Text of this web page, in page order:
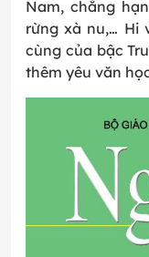
Nam, chẳng
rừng xà nu,… Hi
cùng của bậc
thêm yêu văn